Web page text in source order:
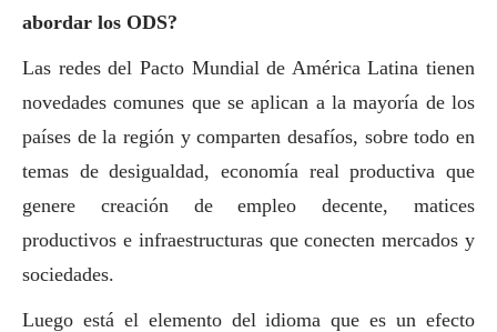
abordar los ODS?
Las redes del Pacto Mundial de América Latina tienen
novedades comunes que se aplican a la mayoría de los
países de la región y comparten desafíos, sobre todo en
temas de desigualdad, economía real productiva que
genere creación de empleo decente, matices
productivos e infraestructuras que conecten mercados y
sociedades.
Luego está el elemento del idioma que es un efecto